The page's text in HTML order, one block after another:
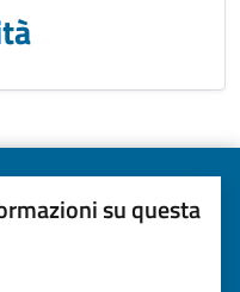
su questa